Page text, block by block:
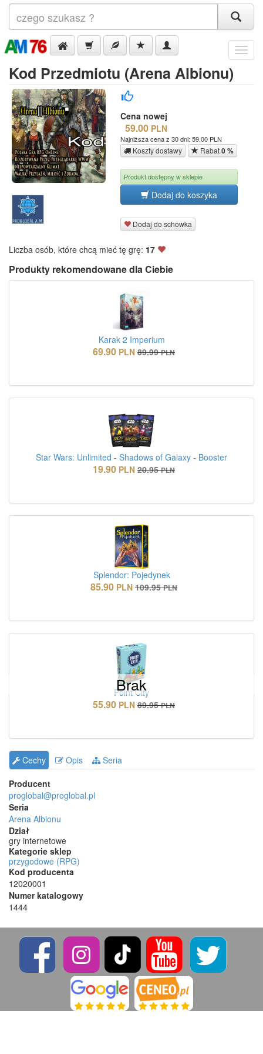
Menu
Kod Przedmiotu (Arena Albionu)
Cena nowej
59.00 PLN
Najniższa cena z 30 dni: 59.00 PLN
Koszty dostawy Rabat0 %
Produkt dostępny w sklepie
Dodaj do koszyka
Dodaj do schowka
Liczba osób, które chcą mieć tę grę: 17
Produkty rekomendowane dla Ciebie
Karak 2 Imperium
69.90 PLN 89.99 PLN
Star Wars: Unlimited - Shadows of Galaxy - Booster
19.90 PLN 20.95 PLN
Splendor: Pojedynek
85.90 PLN 109.95 PLN
Brak
Point City
55.90 PLN 89.95 PLN
Cechy Opis
Seria
Producent
proglobal@proglobal.pl
Seria
Arena Albionu
Dział
gry internetowe
Kategorie sklep
przygodowe (RPG)
Kod producenta
12020001
Numer katalogowy
1444